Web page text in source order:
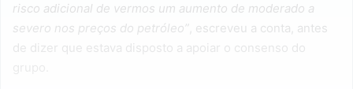
risco adicional de vermos um aumento de moderado a
severo nos preços do petróleo” , escreveu a conta, antes
de dizer que estava disposto a apoiar o consenso do